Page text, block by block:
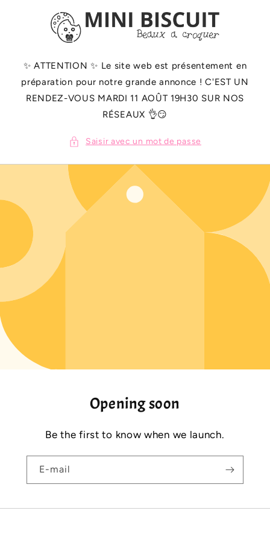
CONTENU
✨️ ATTENTION ✨️ Le site web est présentement en
préparation pour notre grande annonce ! C'EST UN
RENDEZ-VOUS MARDI 11 AOÛT 19H30 SUR NOS
RÉSEAUX 👌😏
Saisir avec un mot de passe
Opening soon
Be the first to know when we launch.
E-mail